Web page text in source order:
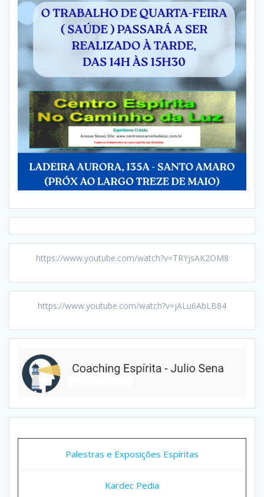
https://www.youtube.com/watch?v=TRYjsAK2OM8
https://www.youtube.com/watch?v=jALu6AbLB84
Palestras e Exposições Espíritas
Kardec Pedia